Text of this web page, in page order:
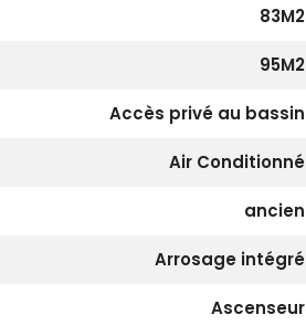
83M2
95M2
Accès privé au bassin
Air Conditionné
ancien
Arrosage intégré
Ascenseur